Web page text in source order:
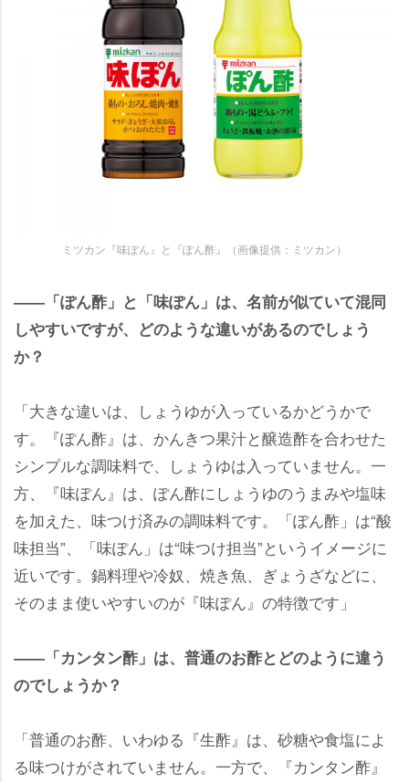
ミツカン『味ぽん』と『ぽん酢』（画像提供：ミツカン）
――「ぽん酢」と「味ぽん」は、名前が似ていて混同
しやすいですが、どのような違いがあるのでしょう
か？
「大きな違いは、しょうゆが入っているかどうかで
す。『ぽん酢』は、かんきつ果汁と醸造酢を合わせた
シンプルな調味料で、しょうゆは入っていません。一
方、『味ぽん』は、ぽん酢にしょうゆのうまみや塩味
を加えた、味つけ済みの調味料です。「ぽん酢」は“酸
味担当”、「味ぽん」は“味つけ担当”というイメージに
近いです。鍋料理や冷奴、焼き魚、ぎょうざなどに、
そのまま使いやすいのが『味ぽん』の特徴です」
――「カンタン酢」は、普通のお酢とどのように違う
のでしょうか？
「普通のお酢、いわゆる『生酢』は、砂糖や食塩によ
る味つけがされていません。一方で、『カンタン酢』